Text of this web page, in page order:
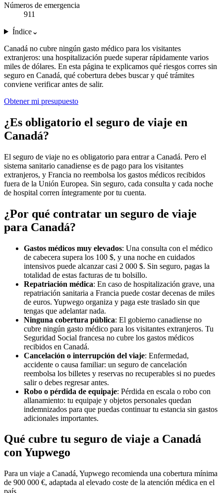
Números de emergencia
911
Índice⌄
Canadá no cubre ningún gasto médico para los visitantes
extranjeros: una hospitalización puede superar rápidamente varios
miles de dólares. En esta página te explicamos qué riesgos corres sin
seguro en Canadá, qué cobertura debes buscar y qué trámites
conviene verificar antes de salir.
Obtener mi presupuesto
¿Es obligatorio el seguro de viaje en
Canadá?
El seguro de viaje no es obligatorio para entrar a Canadá. Pero el
sistema sanitario canadiense es de pago para los visitantes
extranjeros, y Francia no reembolsa los gastos médicos recibidos
fuera de la Unión Europea. Sin seguro, cada consulta y cada noche
de hospital corren íntegramente por tu cuenta.
¿Por qué contratar un seguro de viaje
para Canadá?
Gastos médicos muy elevados: Una consulta con el médico
de cabecera supera los 100 $, y una noche en cuidados
intensivos puede alcanzar casi 2 000 $. Sin seguro, pagas la
totalidad de estas facturas de tu bolsillo.
Repatriación médica: En caso de hospitalización grave, una
repatriación sanitaria a Francia puede costar decenas de miles
de euros. Yupwego organiza y paga este traslado sin que
tengas que adelantar nada.
Ninguna cobertura pública: El gobierno canadiense no
cubre ningún gasto médico para los visitantes extranjeros. Tu
Seguridad Social francesa no cubre los gastos médicos
recibidos en Canadá.
Cancelación o interrupción del viaje: Enfermedad,
accidente o causa familiar: un seguro de cancelación
reembolsa los billetes y reservas no recuperables si no puedes
salir o debes regresar antes.
Robo o pérdida de equipaje: Pérdida en escala o robo con
allanamiento: tu equipaje y objetos personales quedan
indemnizados para que puedas continuar tu estancia sin gastos
adicionales importantes.
Qué cubre tu seguro de viaje a Canadá
con Yupwego
Para un viaje a Canadá, Yupwego recomienda una cobertura mínima
de 900 000 €, adaptada al elevado coste de la atención médica en el